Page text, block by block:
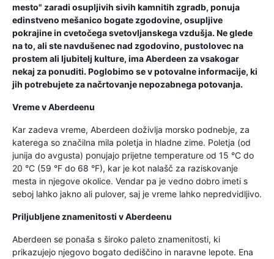
mesto" zaradi osupljivih sivih kamnitih zgradb, ponuja
edinstveno mešanico bogate zgodovine, osupljive
pokrajine in cvetočega svetovljanskega vzdušja. Ne glede
na to, ali ste navdušenec nad zgodovino, pustolovec na
prostem ali ljubitelj kulture, ima Aberdeen za vsakogar
nekaj za ponuditi. Poglobimo se v potovalne informacije, ki
jih potrebujete za načrtovanje nepozabnega potovanja.
Vreme v Aberdeenu
Kar zadeva vreme, Aberdeen doživlja morsko podnebje, za
katerega so značilna mila poletja in hladne zime. Poletja (od
junija do avgusta) ponujajo prijetne temperature od 15 °C do
20 °C (59 °F do 68 °F), kar je kot nalašč za raziskovanje
mesta in njegove okolice. Vendar pa je vedno dobro imeti s
seboj lahko jakno ali pulover, saj je vreme lahko nepredvidljivo.
Priljubljene znamenitosti v Aberdeenu
Aberdeen se ponaša s široko paleto znamenitosti, ki
prikazujejo njegovo bogato dediščino in naravne lepote. Ena